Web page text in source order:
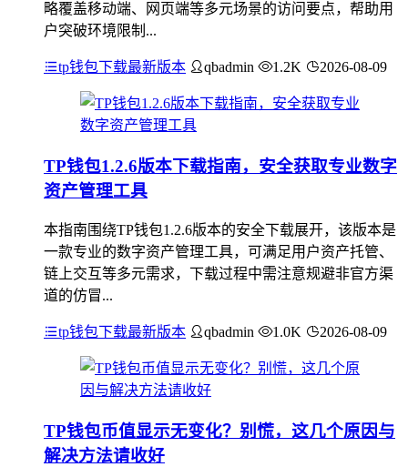
略覆盖移动端、网页端等多元场景的访问要点，帮助用
户突破环境限制...
tp钱包下载最新版本 qbadmin 1.2K 2026-08-09
TP钱包1.2.6版本下载指南，安全获取专业数字
资产管理工具
本指南围绕TP钱包1.2.6版本的安全下载展开，该版本是
一款专业的数字资产管理工具，可满足用户资产托管、
链上交互等多元需求，下载过程中需注意规避非官方渠
道的仿冒...
tp钱包下载最新版本 qbadmin 1.0K 2026-08-09
TP钱包币值显示无变化？别慌，这几个原因与
解决方法请收好